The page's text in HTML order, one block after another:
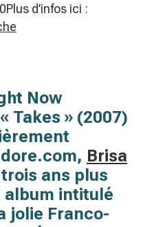
d’infos ici :
Now
Takes » (2007)
Brisa
ans plus
album intitulé
jolie Franco-